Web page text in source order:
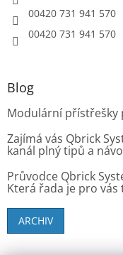
00420 731 941 570
00420 731 941 570
Blog
Modulární přístřešky
Zajímá vás Qbrick
kanál plný tipů a
Průvodce Qbrick
Která řada je pro vás
ARCHIV